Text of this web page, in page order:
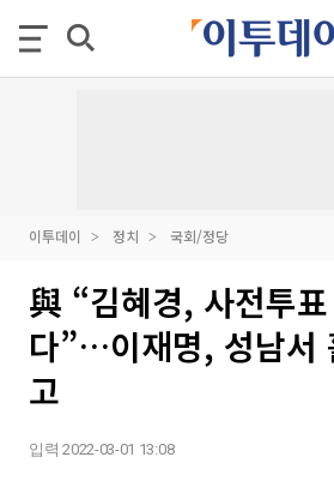
이투데이 정치 국회/정당
與 “김혜경, 사전투
다”…이재명, 성남서
고
입력 2022-03-01 13:08